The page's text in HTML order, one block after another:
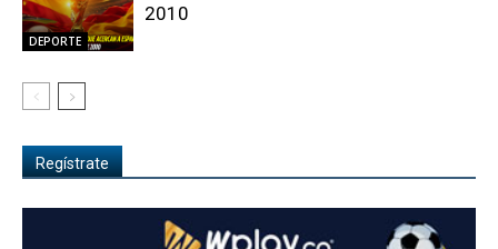
DEPORTE
2010
Regístrate